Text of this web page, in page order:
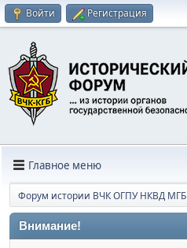
Войти Регистрация
Главное меню
Форум истории ВЧК ОГПУ НКВД МГБ
Внимание!